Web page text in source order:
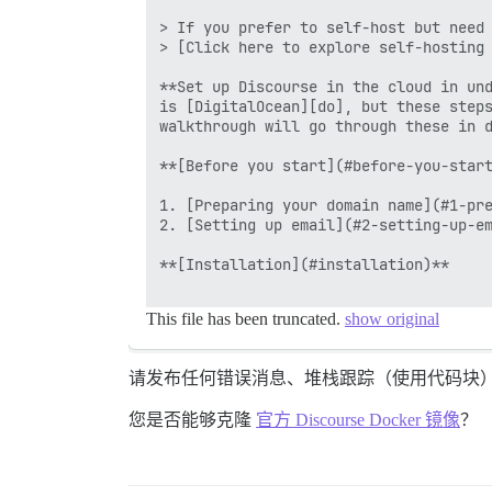
> If you prefer to self-host but
> [Click here to explore self-
**Set up Discourse in the cloud in
is [DigitalOcean][do], but these
walkthrough will go through these in
**[Before you start](#before-you-
1. [Preparing your domain name](#1-
2. [Setting up email](#2-setting-up-
**[Installation](#installation)**
This file has been truncated. show original
请发布任何错误消息、堆栈跟踪（使用代码块
您是否能够克隆 官方 Discourse Docker 镜像？